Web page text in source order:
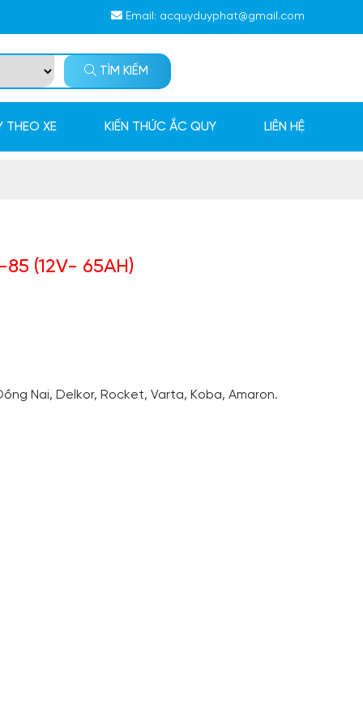
Email: acquyduyphat@gmail.com
TÌM KIẾM
THEO XE KIẾN THỨC ẮC QUY LIÊN HỆ
(12V- 65AH)
Nai, Delkor, Rocket, Varta, Koba, Amaron.